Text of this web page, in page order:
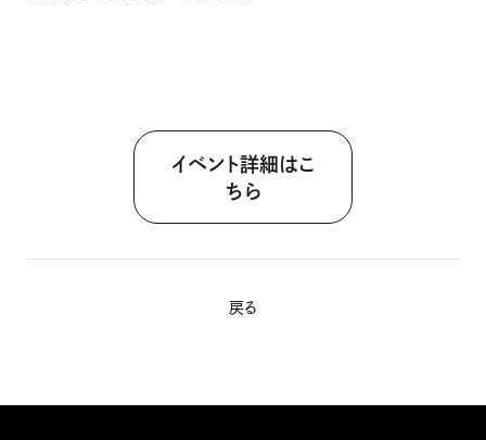
イベント詳細はこ
ちら
戻る